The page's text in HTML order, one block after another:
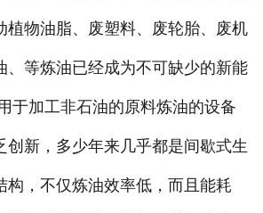
植物油脂、废塑料、废轮胎、废机
、等炼油已经成为不可缺少的新能
加工非石油的原料炼油的设备
创新，多少年来几乎都是间歇式生
构，不仅炼油效率低，而且能耗